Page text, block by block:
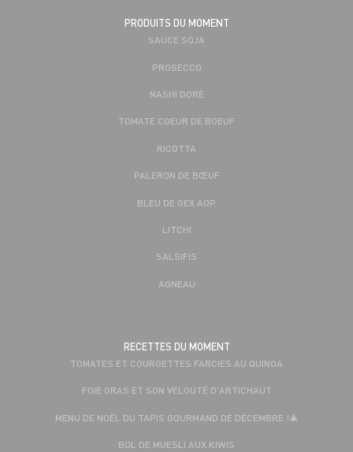
PRODUITS DU MOMENT
SAUCE SOJA
PROSECCO
NASHI DORÉ
TOMATE COEUR DE BOEUF
RICOTTA
PALERON DE BŒUF
BLEU DE GEX AOP
LITCHI
SALSIFIS
AGNEAU
RECETTES DU MOMENT
TOMATES ET COURGETTES FARCIES AU QUINOA
FOIE GRAS ET SON VELOUTÉ D'ARTICHAUT
MENU DE NOËL DU TAPIS GOURMAND DE DÉCEMBRE !🎄
BOL DE MUESLI AUX KIWIS